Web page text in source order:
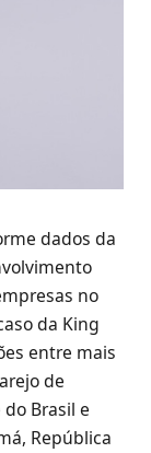
dados da
no
da King
entre mais
de
Brasil e
República